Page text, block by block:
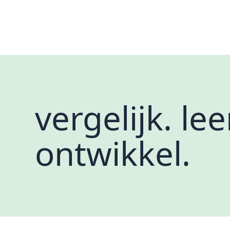
vergelijk.
ontwikkel.